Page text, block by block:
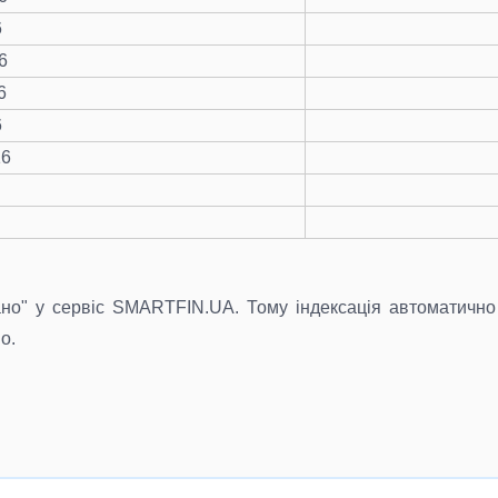
у сервіс SMARTFIN.UA. Тому індексація